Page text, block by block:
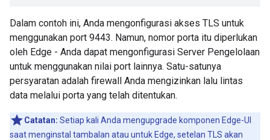
Dalam contoh ini, Anda mengonfigurasi akses TLS untuk
menggunakan port 9443. Namun, nomor porta itu diperlukan
oleh Edge - Anda dapat mengonfigurasi Server Pengelolaan
untuk menggunakan nilai port lainnya. Satu-satunya
persyaratan adalah firewall Anda mengizinkan lalu lintas
data melalui porta yang telah ditentukan.
Catatan: Setiap kali Anda mengupgrade komponen Edge-UI
saat menginstal tambalan atau untuk Edge, setelan TLS akan